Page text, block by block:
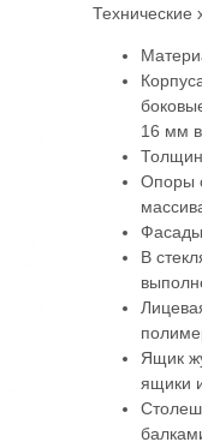
Технические
16 мм
Опоры
В
Ящик
ящики